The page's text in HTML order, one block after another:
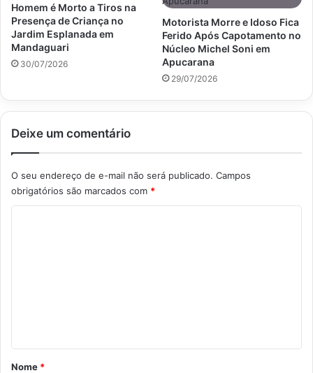
Homem é Morto a Tiros na
Presença de Criança no
Jardim Esplanada em
Mandaguari
30/07/2026
Motorista Morre e Idoso Fica
Ferido Após Capotamento no
Núcleo Michel Soni em
Apucarana
29/07/2026
Deixe um comentário
O seu endereço de e-mail não será publicado. Campos
obrigatórios são marcados com *
rNome *